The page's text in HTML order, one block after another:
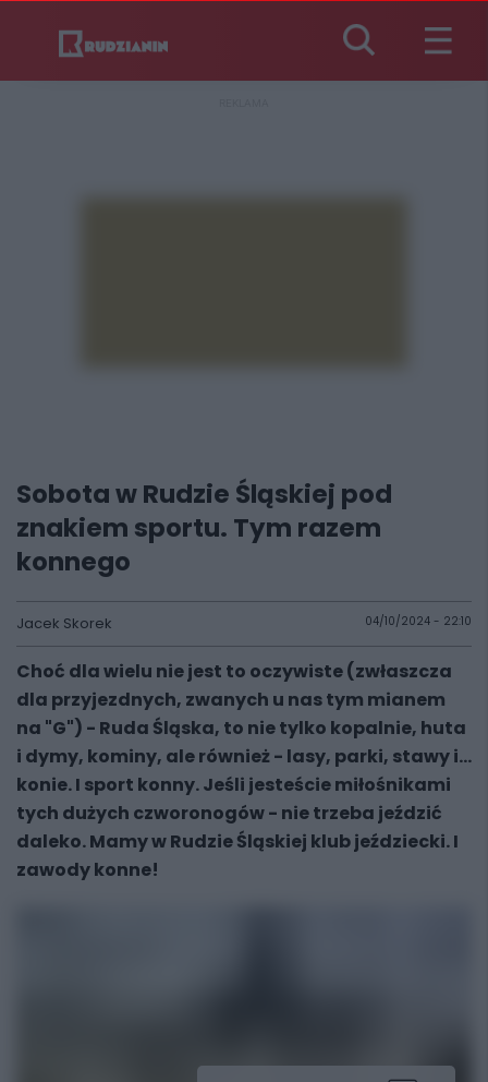
Sobota w Rudzie Śląskiej pod
znakiem sportu. Tym razem
konnego
Jacek Skorek 04/10/2024 - 22:10
Choć dla wielu nie jest to oczywiste (zwłaszcza
dla przyjezdnych, zwanych u nas tym mianem
na "G") - Ruda Śląska, to nie tylko kopalnie, huta
i dymy, kominy, ale również - lasy, parki, stawy i...
konie. I sport konny. Jeśli jesteście miłośnikami
tych dużych czworonogów - nie trzeba jeździć
daleko. Mamy w Rudzie Śląskiej klub jeździecki. I
zawody konne!